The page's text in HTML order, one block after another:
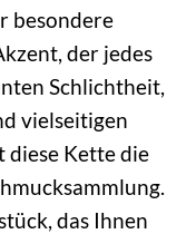
besondere
der jedes
Schlichtheit,
vielseitigen
diese Kette die
das Ihnen